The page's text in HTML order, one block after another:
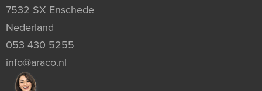
7532 SX Enschede
Nederland
053 430 5255
info@araco.nl